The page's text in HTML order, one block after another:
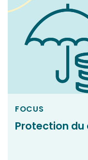
FOCUS
Protection du